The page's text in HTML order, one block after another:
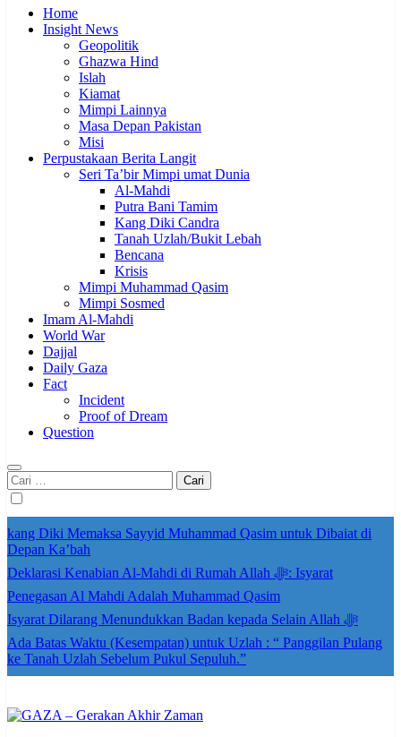
Home
Insight News
Geopolitik
Ghazwa Hind
Islah
Kiamat
Mimpi Lainnya
Masa Depan Pakistan
Misi
Perpustakaan Berita Langit
Seri Ta’bir Mimpi umat Dunia
Al-Mahdi
Putra Bani Tamim
Kang Diki Candra
Tanah Uzlah/Bukit Lebah
Bencana
Krisis
Mimpi Muhammad Qasim
Mimpi Sosmed
Imam Al-Mahdi
World War
Dajjal
Daily Gaza
Fact
Incident
Proof of Dream
Question
Cari
untuk:
kang Diki Memaksa Sayyid Muhammad Qasim untuk Dibaiat di
Depan Ka’bah
Deklarasi Kenabian Al-Mahdi di Rumah Allah ﷻ: Isyarat
Penegasan Al Mahdi Adalah Muhammad Qasim
Isyarat Dilarang Menundukkan Badan kepada Selain Allah ﷻ
Ada Batas Waktu (Kesempatan) untuk Uzlah : “ Panggilan Pulang
ke Tanah Uzlah Sebelum Pukul Sepuluh.”